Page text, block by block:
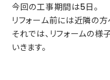
今回の工事期間は5日。
リフォーム前には近隣の
それでは、リフォームの
いきます。